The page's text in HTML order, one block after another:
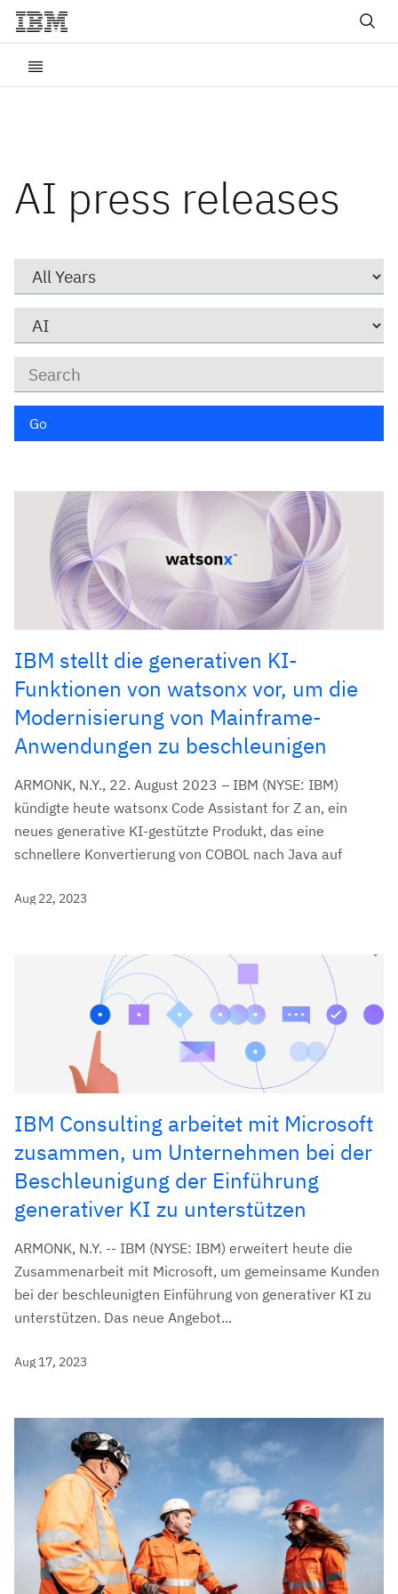
AI press releases
Go
IBM stellt die generativen KI-
Funktionen von watsonx vor, um die
Modernisierung von Mainframe-
Anwendungen zu beschleunigen
ARMONK, N.Y., 22. August 2023 – IBM (NYSE: IBM)
kündigte heute watsonx Code Assistant for Z an, ein
neues generative KI-gestützte Produkt, das eine
schnellere Konvertierung von COBOL nach Java auf
Aug 22, 2023
IBM Consulting arbeitet mit Microsoft
zusammen, um Unternehmen bei der
Beschleunigung der Einführung
generativer KI zu unterstützen
ARMONK, N.Y. -- IBM (NYSE: IBM) erweitert heute die
Zusammenarbeit mit Microsoft, um gemeinsame Kunden
bei der beschleunigten Einführung von generativer KI zu
unterstützen. Das neue Angebot...
Aug 17, 2023